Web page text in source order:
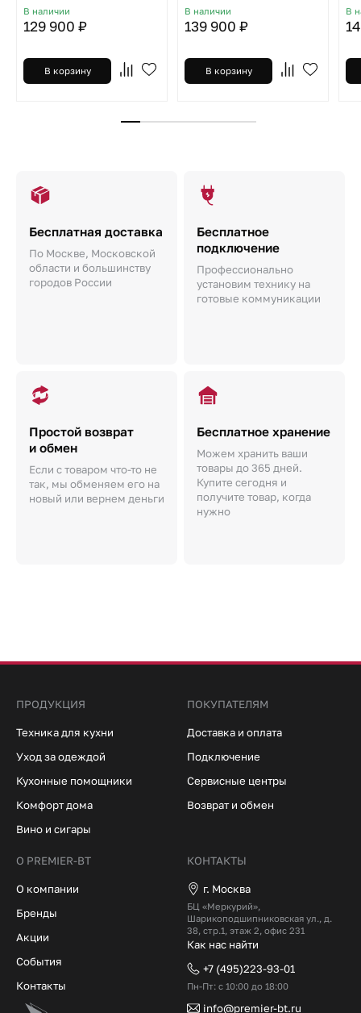
В наличии
129 900 ₽
В корзину
В наличии
139 900 ₽
В корзину
В
Бесплатная доставка
По Москве, Московской
области и большинству
городов России
Бесплатное
подключение
Профессионально
установим технику на
готовые коммуникации
Простой возврат
и обмен
Если с товаром что-то не
так, мы обменяем его на
новый или вернем деньги
Бесплатное хранение
Можем хранить ваши
товары до 365 дней.
Купите сегодня и
получите товар, когда
нужно
ПРОДУКЦИЯ
Техника для кухни
Уход за одеждой
Кухонные помощники
Комфорт дома
Вино и сигары
ПОКУПАТЕЛЯМ
Доставка и оплата
Подключение
Сервисные центры
Возврат и обмен
О PREMIER-BT
О компании
Бренды
Акции
События
Контакты
КОНТАКТЫ
г. Москва
БЦ «Меркурий»,
Шарикоподшипниковская ул., д.
38, стр.1, этаж 2, офис 231
Как нас найти
+7 (495)223-93-01
Пн-Пт: с 10:00 до 18:00
info@premier-bt.ru